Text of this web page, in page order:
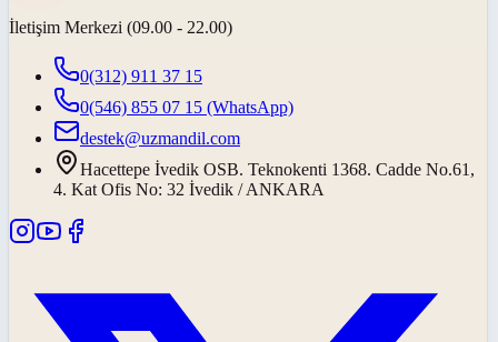
İletişim Merkezi (09.00 - 22.00)
0(312) 911 37 15
0(546) 855 07 15 (WhatsApp)
destek@uzmandil.com
Hacettepe İvedik OSB. Teknokenti 1368. Cadde No.61,
4. Kat Ofis No: 32 İvedik / ANKARA